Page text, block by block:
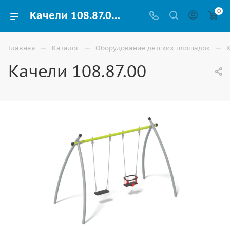
Качели 108.87.00 купить для детей уличные по доступной цене в Волгограде 0
Главная — Каталог — Оборудование детских площадок —
Качели 108.87.00